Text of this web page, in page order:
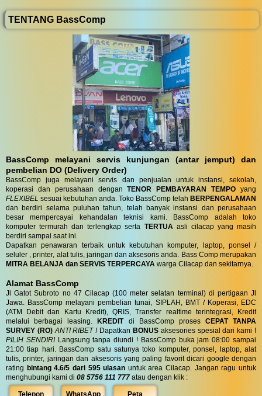
TENTANG BassComp
BassComp melayani servis kunjungan (antar jemput) dan
pembelian DO (Delivery Order)
BassComp juga melayani servis dan penjualan untuk instansi, sekolah,
koperasi dan perusahaan denganTENOR PEMBAYARAN TEMPO yang
FLEXIBEL sesuai kebutuhan anda. Toko BassComp telah BERPENGALAMAN
dan berdiri selama puluhan tahun, telah banyak instansi dan perusahaan
besar mempercayai kehandalan teknisi kami. BassComp adalah toko
komputer termurah dan terlengkap serta TERTUA asli cilacap yang masih
berdiri sampai saat ini.
Dapatkan penawaran terbaik untuk kebutuhan komputer, laptop, ponsel /
seluler , printer, alat tulis, jaringan dan aksesoris anda. Bass Comp merupakan
MITRA BELANJA dan SERVIS TERPERCAYA warga Cilacap dan sekitarnya.
Alamat BassComp
Jl Gatot Subroto no 47 Cilacap (100 meter selatan terminal) di pertigaan Jl
Jawa. BassComp melayani pembelian tunai, SIPLAH, BMT / Koperasi, EDC
(ATM Debit dan Kartu Kredit), QRIS, Transfer realtime terintegrasi, Kredit
melalui berbagai leasing.KREDITdi BassComp proses CEPAT TANPA
SURVEY (RO) ANTI RIBET !Dapatkan BONUSaksesories spesial dari kami !
PILIH SENDIRILangsung tanpa diundi ! BassComp buka jam 08:00 sampai
21:00 tiap hari. BassComp satu satunya toko komputer, ponsel, laptop, alat
tulis, printer, jaringan dan aksesoris yang paling favorit dicari google dengan
rating bintang 4.6/5 dari 595 ulasan untuk area Cilacap. Jangan ragu untuk
menghubungi kami di 08 5756 111 777 atau dengan klik :
Telepon WhatsApp Peta